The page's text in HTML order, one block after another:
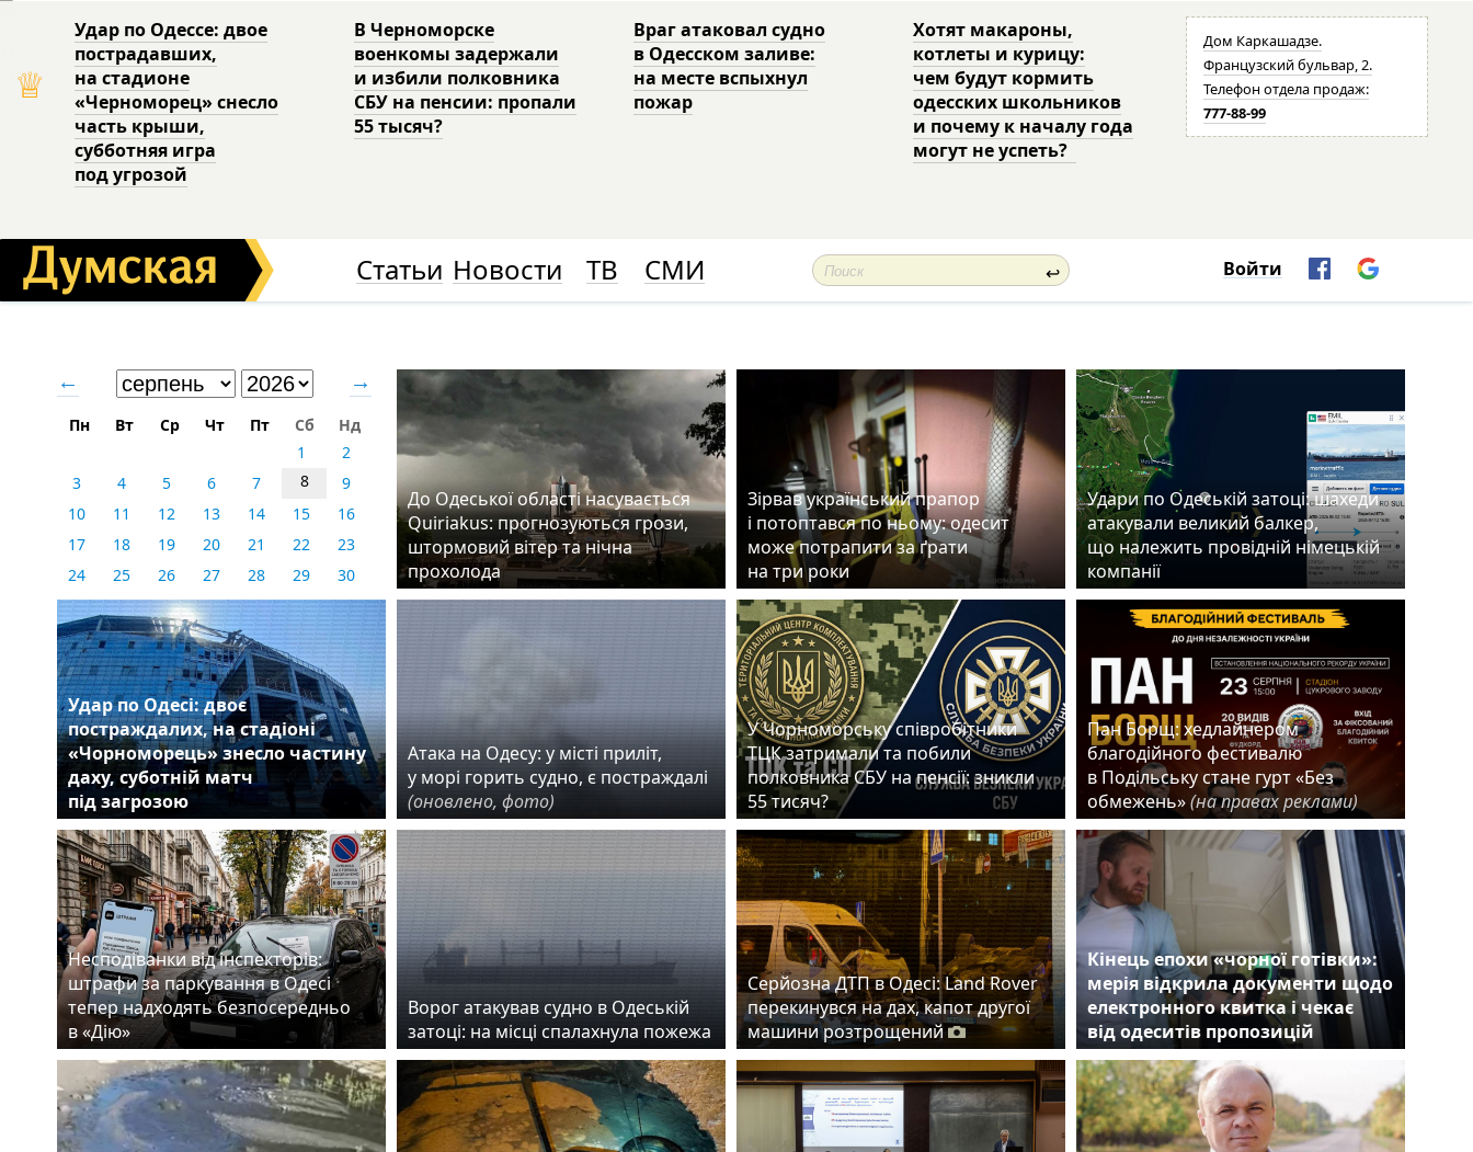
♕
Удар по Одессе: двое
пострадавших,
на стадионе
«Черноморец» снесло
часть крыши,
субботняя игра
под угрозой
В Черноморске
военкомы задержали
и избили полковника
СБУ на пенсии: пропали
55 тысяч?
Враг атаковал судно
в Одесском заливе:
на месте вспыхнул
пожар
Хотят макароны,
котлеты и курицу:
чем будут кормить
одесских школьников
и почему к началу года
могут не успеть?
Дом Каркашадзе.
Французский бульвар, 2.
Телефон отдела продаж:
777-88-99
Статьи Новости ТВ СМИ ↩ Войти
← →
Пн Вт Ср Чт Пт Сб
Нд
1
2
3
4 5 6 7 8
9
10
11 12 13 14 15
16
17
18 19 20 21 22
23
24
25 26 27 28 29
30
31
До Одеської області насувається
Quiriakus: прогнозуються грози,
штормовий вітер та нічна
прохолода
Зірвав український прапор
і потоптався по ньому: одесит
може потрапити за ґрати
на три роки
Удари по Одеській затоці: шахеди
атакували великий балкер,
що належить провідній німецькій
компанії
Удар по Одесі: двоє
постраждалих, на стадіоні
«Чорноморець» знесло частину
даху, суботній матч
під загрозою
Атака на Одесу: у місті приліт,
у морі горить судно, є постраждалі
(оновлено, фото)
У Чорноморську співробітники
ТЦК затримали та побили
полковника СБУ на пенсії: зникли
55 тисяч?
Пан Борщ: хедлайнером
благодійного фестивалю
в Подільську стане гурт «Без
обмежень»(на правах реклами)
Несподіванки від інспекторів:
штрафи за паркування в Одесі
тепер надходять безпосередньо
в «Дію»
Ворог атакував судно в Одеській
затоці: на місці спалахнула пожежа
Серйозна ДТП в Одесі: Land Rover
перекинувся на дах, капот другої
машини розтрощений
Кінець епохи «чорної готівки»:
мерія відкрила документи щодо
електронного квитка і чекає
від одеситів пропозицій